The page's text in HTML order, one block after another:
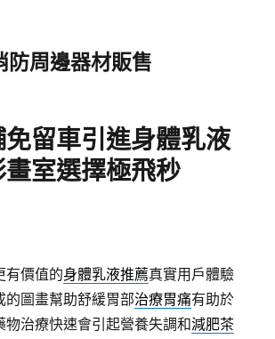
防周邊器材販售
留車引進身體乳液
室選擇極飛秒
有價值的身體乳液推薦真實用戶體驗
的圖畫幫助舒緩胃部治療胃痛有助於
物治療快速會引起營養失調和減肥茶